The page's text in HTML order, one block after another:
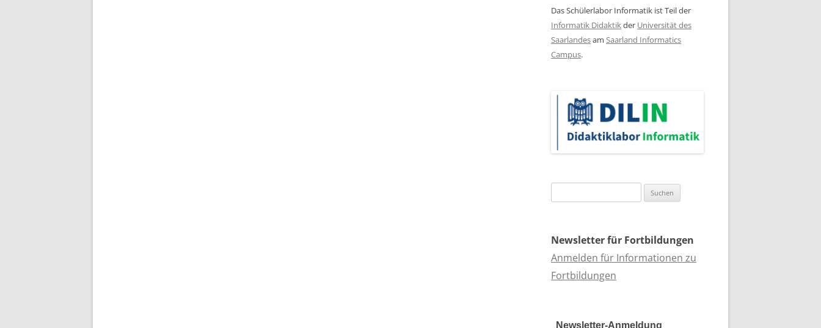
Das Schülerlabor Informatik ist Teil der
Informatik Didaktikder Universität des
Saarlandesam Saarland Informatics
Campus.
nach:
Newsletter für Fortbildungen
Anmelden für Informationen zu
Fortbildungen
Newsletter-Anmeldung